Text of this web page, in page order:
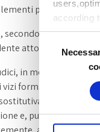
according
Website
Consent
Selection
presenti fin
secondo
atto.
in modo molto
formali e/o
sia per vizi
e, purtroppo, in